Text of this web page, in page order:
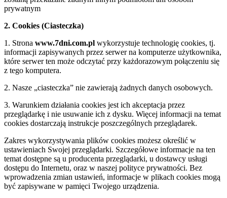
prywatnym
2. Cookies (Ciasteczka)
1. Strona www.7dni.com.pl wykorzystuje technologię cookies, tj.
informacji zapisywanych przez serwer na komputerze użytkownika,
które serwer ten może odczytać przy każdorazowym połączeniu się
z tego komputera.
2. Nasze „ciasteczka” nie zawierają żadnych danych osobowych.
3. Warunkiem działania cookies jest ich akceptacja przez
przeglądarkę i nie usuwanie ich z dysku. Więcej informacji na temat
cookies dostarczają instrukcje poszczególnych przeglądarek.
Zakres wykorzystywania plików cookies możesz określić w
ustawieniach Swojej przeglądarki. Szczegółowe informacje na ten
temat dostępne są u producenta przeglądarki, u dostawcy usługi
dostępu do Internetu, oraz w naszej polityce prywatności. Bez
wprowadzenia zmian ustawień, informacje w plikach cookies mogą
być zapisywane w pamięci Twojego urządzenia.